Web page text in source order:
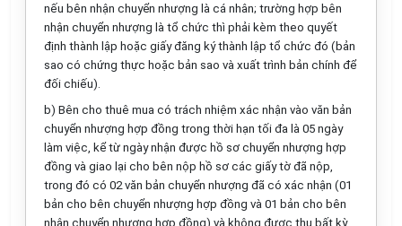
nếu bên nhận chuyển nhượng là cá nhân; trường hợp bên
nhận chuyển nhượng là tổ chức thì phải kèm theo quyết
định thành lập hoặc giấy đăng ký thành lập tổ chức đó (bản
sao có chứng thực hoặc bản sao và xuất trình bản chính để
đối chiếu).
b) Bên cho thuê mua có trách nhiệm xác nhận vào văn bản
chuyển nhượng hợp đồng trong thời hạn tối đa là 05 ngày
làm việc, kể từ ngày nhận được hồ sơ chuyển nhượng hợp
đồng và giao lại cho bên nộp hồ sơ các giấy tờ đã nộp,
trong đó có 02 văn bản chuyển nhượng đã có xác nhận (01
bản cho bên chuyển nhượng hợp đồng và 01 bản cho bên
nhận chuyển nhượng hợp đồng) và không được thu bất kỳ